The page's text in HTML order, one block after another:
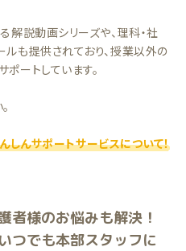
解説動画シリーズや、理科・社
も提供されており、授業以外の
ートしています。
しんサポートサービスについて！
者様のお悩みも解決！
いつでも本部スタッフに